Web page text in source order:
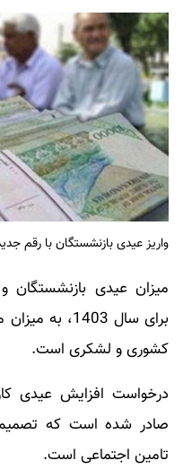
واریز عیدی بازنشستگان با رقم
میزان عیدی بازنشستگان
برای سال
کشوری و لشکری است.
درخواست افزایش عیدی
صادر شده است که
تامین اجتماعی است.